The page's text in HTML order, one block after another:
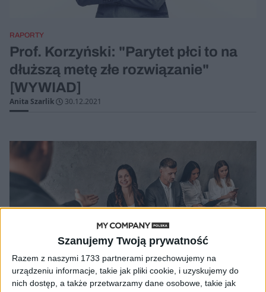
Szanujemy Twoją prywatność
Razem z naszymi 1733 partnerami przechowujemy na
urządzeniu informacje, takie jak pliki cookie, i uzyskujemy do
nich dostęp, a także przetwarzamy dane osobowe, takie jak
RAPORTY
Prof. Korzyński: "Parytet płci to na
dłuższą metę złe rozwiązanie"
[WYWIAD]
Anita Szarlik 30.12.2021